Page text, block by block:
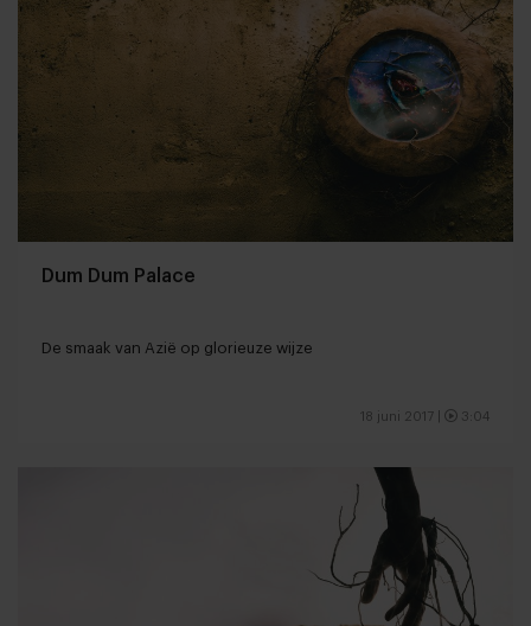
Dum Dum Palace
De smaak van Azië op glorieuze wijze
18 juni 2017 3:04